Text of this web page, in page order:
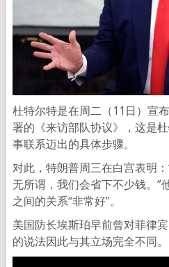
杜特尔特是在周二（11日）宣
署的《来访部队协议》，这是
事联系迈出的具体步骤。
对此，特朗普周三在白宫表明
无所谓，我们会省下不少钱。”
之间的关系“非常好”。
美国防长埃斯珀早前曾对菲律
的说法因此与其立场完全不同。